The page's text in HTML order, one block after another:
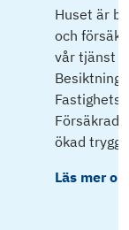
Huset är
och
vår tjänst
Försäkrad
ökad
Läs mer om